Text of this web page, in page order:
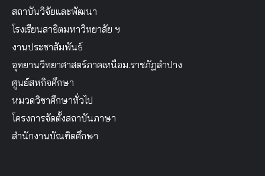
สถาบันวิจัยและพัฒนา
โรงเรียนสาธิตมหาวิทยาลัย ฯ
งานประชาสัมพันธ์
อุทยานวิทยาศาสตร์ภาคเหนือม.ราชภัฏลำปาง
ศูนย์สหกิจศึกษา
หมวดวิชาศึกษาทั่วไป
โครงการจัดตั้งสถาบันภาษา
สำนักงานบัณฑิตศึกษา